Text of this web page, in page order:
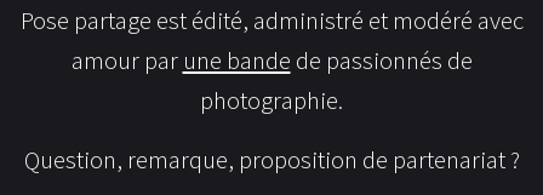
Pose partage est édité, administré et modéré avec
amour par une bande de passionnés de
photographie.
Question, remarque, proposition de partenariat ?